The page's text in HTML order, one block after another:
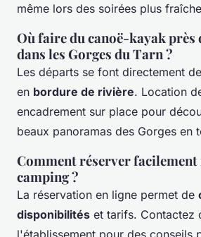
même lors des soirées plus
Où faire du canoë-kayak près
dans les Gorges du Tarn ?
Les départs se font directement
en bordure de rivière. Location
encadrement sur place pour
beaux panoramas des Gorges en
Comment réserver facilement
camping ?
La réservation en ligne permet de
disponibilités et tarifs. Contactez
l'établissement pour des conseils